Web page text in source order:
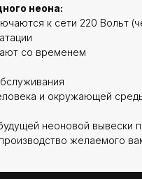
неона:
к сети 220 Вольт
со временем
и окружающей
неоновой вывески
желаемого